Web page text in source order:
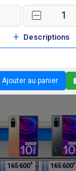
+ Descriptions
Ajouter au panier
F 138 000F
165 600F 165 600F